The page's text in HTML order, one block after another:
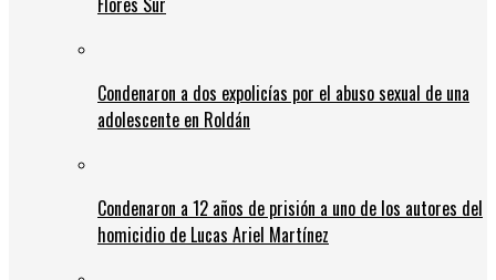
Condenaron a dos expolicías por el abuso sexual de una
adolescente en Roldán
Condenaron a 12 años de prisión a uno de los autores del
homicidio de Lucas Ariel Martínez